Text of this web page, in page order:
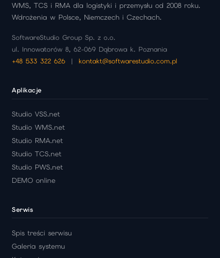
WMS, TCS i RMA dla logistyki i przemysłu od 2008 roku.
Wdrożenia w Polsce, Niemczech i Czechach.
SoftwareStudio Group Sp. z o.o.
ul. Innowatorów 8, 62-069 Dąbrowa k. Poznania
+48 533 322 626 | kontakt@softwarestudio.com.pl
Aplikacje
Studio VSS.net
Studio WMS.net
Studio RMA.net
Studio TCS.net
Studio PWS.net
DEMO online
Serwis
Spis treści serwisu
Galeria systemu